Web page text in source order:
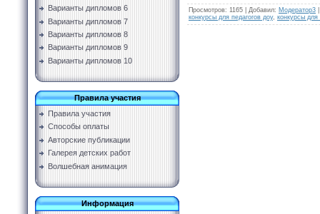
Варианты дипломов 6
Варианты дипломов 7
Варианты дипломов 8
Варианты дипломов 9
Варианты дипломов 10
Правила участия
Правила участия
Способы оплаты
Авторские публикации
Галерея детских работ
Волшебная анимация
Информация
Просмотров: 1165 Добавил: Модератор3
конкурсы для педагогов доу, конкурсы